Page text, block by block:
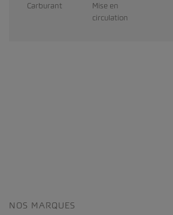
Carburant
Mise en
circulation
NOS MARQUES